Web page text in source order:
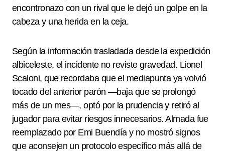
encontronazo con un rival que le dejó un golpe en la
cabeza y una herida en la ceja.
Según la información trasladada desde la expedición
albiceleste, el incidente no reviste gravedad. Lionel
Scaloni, que recordaba que el mediapunta ya volvió
tocado del anterior parón —baja que se prolongó
más de un mes—, optó por la prudencia y retiró al
jugador para evitar riesgos innecesarios. Almada fue
reemplazado por Emi Buendía y no mostró signos
que aconsejen un protocolo específico más allá de